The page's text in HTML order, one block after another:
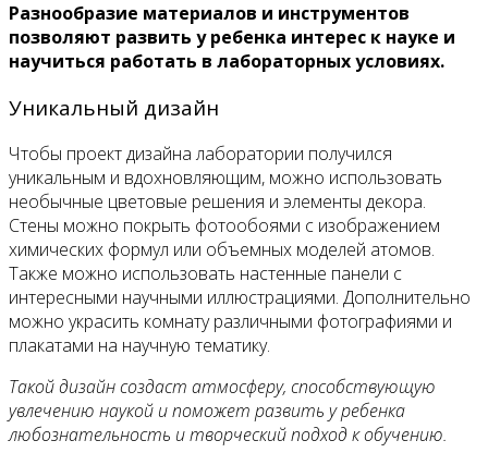
Разнообразие материалов и инструментов
позволяют развить у ребенка интерес к науке и
научиться работать в лабораторных условиях.
Уникальный дизайн
Чтобы проект дизайна лаборатории получился
уникальным и вдохновляющим, можно использовать
необычные цветовые решения и элементы декора.
Стены можно покрыть фотообоями с изображением
химических формул или объемных моделей атомов.
Также можно использовать настенные панели с
интересными научными иллюстрациями. Дополнительно
можно украсить комнату различными фотографиями и
плакатами на научную тематику.
Такой дизайн создаст атмосферу, способствующую
увлечению наукой и поможет развить у ребенка
любознательность и творческий подход к обучению.